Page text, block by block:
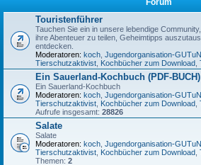
Forum
Touristenführer
Tauchen Sie ein in unsere lebendige
ihre Abenteuer zu teilen, Geheimtipps
entdecken.
Moderatoren: koch, Jugendorganisation-GUTuN
Tierschutzaktivist, Kochbücher zum Download,
Ein Sauerland-Kochbuch (PDF-BUCH)
Ein Sauerland-Kochbuch
Moderatoren: koch, Jugendorganisation-GUTuN
Tierschutzaktivist, Kochbücher zum Download,
Aufrufe insgesamt: 28826
Salate
Salate
Moderatoren: koch, Jugendorganisation-GUTuN
Tierschutzaktivist, Kochbücher zum Download,
Themen: 2